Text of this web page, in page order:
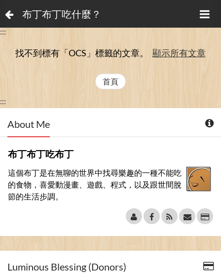
布丁布丁吃什麼？
:::
找不到標有「OCS」標籤的文章。 顯示所有文章
首頁
:::
About Me
布丁布丁吃布丁
這個布丁是在無聊的世界中找尋樂趣的一種不能吃
的食物，喜愛動漫畫、遊戲、程式，以及跟世間脫
節的生活步調。
Luminous Blessing (Donors)